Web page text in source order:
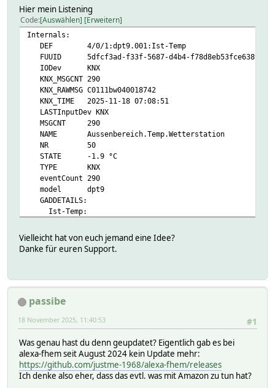
Hier mein Listening
Code Auswählen Erweitern
Internals:
DEF 4/0/1:dpt9.001:Ist-Temp
FUUID 5dfcf3ad-f33f-5687-d4b4-f78d8eb53fce6389
IODev KNX
KNX_MSGCNT 290
KNX_RAWMSG C0111bw040018742
KNX_TIME 2025-11-18 07:08:51
LASTInputDev KNX
MSGCNT 290
NAME Aussenbereich.Temp.Wetterstation
NR 50
STATE -1.9 °C
TYPE KNX
eventCount 290
model dpt9
GADDETAILS:
Ist-Temp:
MODEL dpt9.001
NO 1
OPTION
SETLIST
GADTABLE:
Helper:
2025-11-16 07:10:27 IODev KNX
2025-11-18 07:08:51 Ist-Temp-get -1.9 °C
2025-11-18 07:08:51 last-sender 1.1.27
2025-11-18 07:08:51 state -1.9 °C
Vielleicht hat von euch jemand eine Idee?
Danke für euren Support.
passibe
#1
18 November 2025, 11:40:53
Was genau hast du denn geupdatet? Eigentlich gab es bei
alexa-fhem seit August 2024 kein Update mehr:
https://github.com/justme-1968/alexa-fhem/releases
Ich denke also eher, dass das evtl. was mit Amazon zu tun hat?